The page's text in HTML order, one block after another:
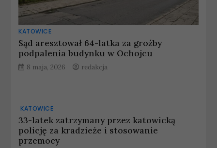
KATOWICE
Sąd aresztował 64-latka za groźby
podpalenia budynku w Ochojcu
8 maja, 2026 redakcja
KATOWICE
33-latek zatrzymany przez katowicką
policję za kradzieże i stosowanie
przemocy